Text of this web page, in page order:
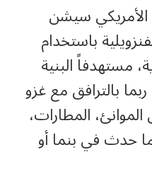
الأمريكي سيشن
باستخدام
مستهدفاً البنية
بالترافق مع غزو
المطارات،
حدث في بنما أو